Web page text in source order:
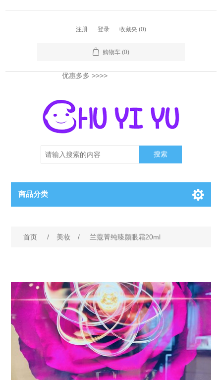
注册 登录 收藏夹 (0)
购物车 (0)
优惠多多>>>>
搜索
商品分类
首页 / 美妆 / 兰蔻菁纯臻颜眼霜20ml